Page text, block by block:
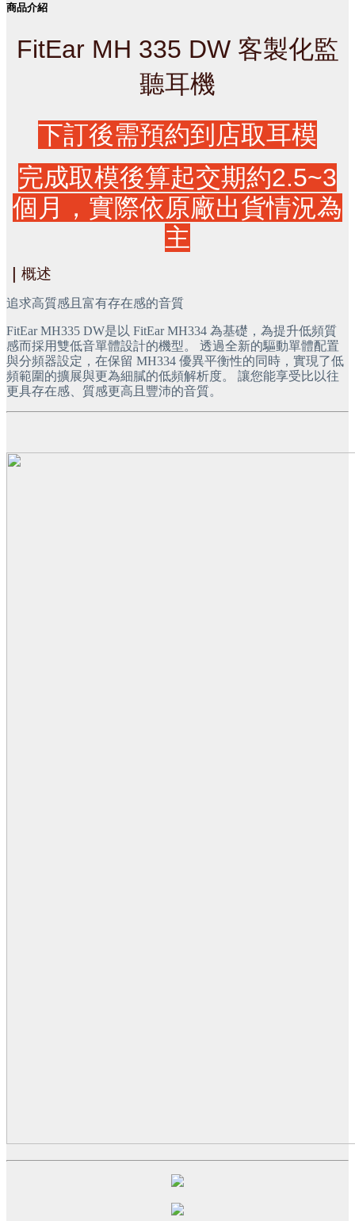
商品介紹
FitEar MH 335 DW 客製化監
聽耳機
下訂後需預約到店取耳模
完成取模後算起交期約2.5~3
個月，實際依原廠出貨情況為
主
概述
追求高質感且富有存在感的音質
FitEar MH335 DW是以 FitEar MH334 為基礎，為提升低頻質
感而採用雙低音單體設計的機型。 透過全新的驅動單體配置
與分頻器設定，在保留 MH334 優異平衡性的同時，實現了低
頻範圍的擴展與更為細膩的低頻解析度。 讓您能享受比以往
更具存在感、質感更高且豐沛的音質。